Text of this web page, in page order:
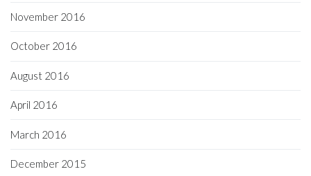
November 2016
October 2016
August 2016
April 2016
March 2016
December 2015